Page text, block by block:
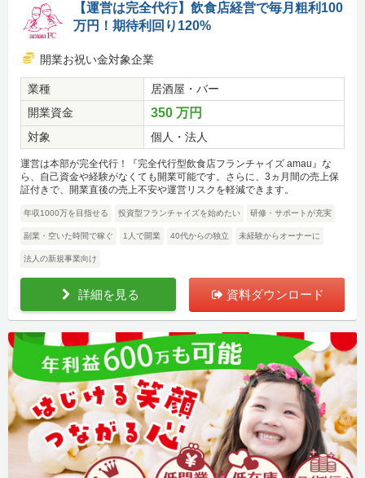
【運営は完全代行】飲食店経営で毎月粗利100
万円！期待利回り120%
開業お祝い金対象企業
業種
居酒屋・バー
開業資金
350 万円
対象 個人・法人
運営は本部が完全代行！『完全代行型飲食店フランチャイズ amau』な
ら、自己資金や経験がなくても開業可能です。さらに、3ヵ月間の売上保
証付きで、開業直後の売上不安や運営リスクを軽減できます。
年収1000万を目指せる 投資型フランチャイズを始めたい 研修・サポートが充実
副業・空いた時間で稼ぐ 1人で開業 40代からの独立 未経験からオーナーに
法人の新規事業向け
詳細を見る 資料ダウンロード